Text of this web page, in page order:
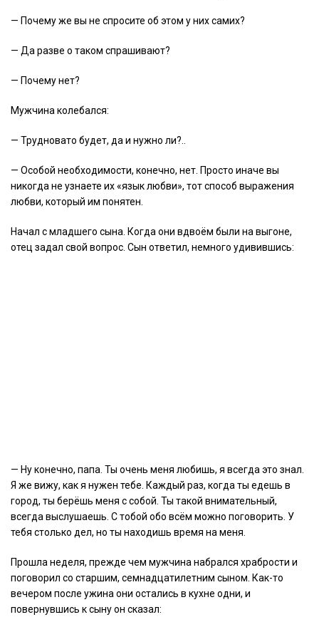
— Почему же вы не спросите об этом у них самих?
— Да разве о таком спрашивают?
— Почему нет?
Мужчина колебался:
— Трудновато будет, да и нужно ли?..
— Особой необходимости, конечно, нет. Просто иначе вы
никогда не узнаете их «язык любви», тот способ выражения
любви, который им понятен.
Начал с младшего сына. Когда они вдвоём были на выгоне,
отец задал свой вопрос. Сын ответил, немного удивившись:
— Ну конечно, папа. Ты очень меня любишь, я всегда это знал.
Я же вижу, как я нужен тебе. Каждый раз, когда ты едешь в
город, ты берёшь меня с собой. Ты такой внимательный,
всегда выслушаешь. С тобой обо всём можно поговорить. У
тебя столько дел, но ты находишь время на меня.
Прошла неделя, прежде чем мужчина набрался храбрости и
поговорил со старшим, семнадцатилетним сыном. Как-то
вечером после ужина они остались в кухне одни, и
повернувшись к сыну он сказал: